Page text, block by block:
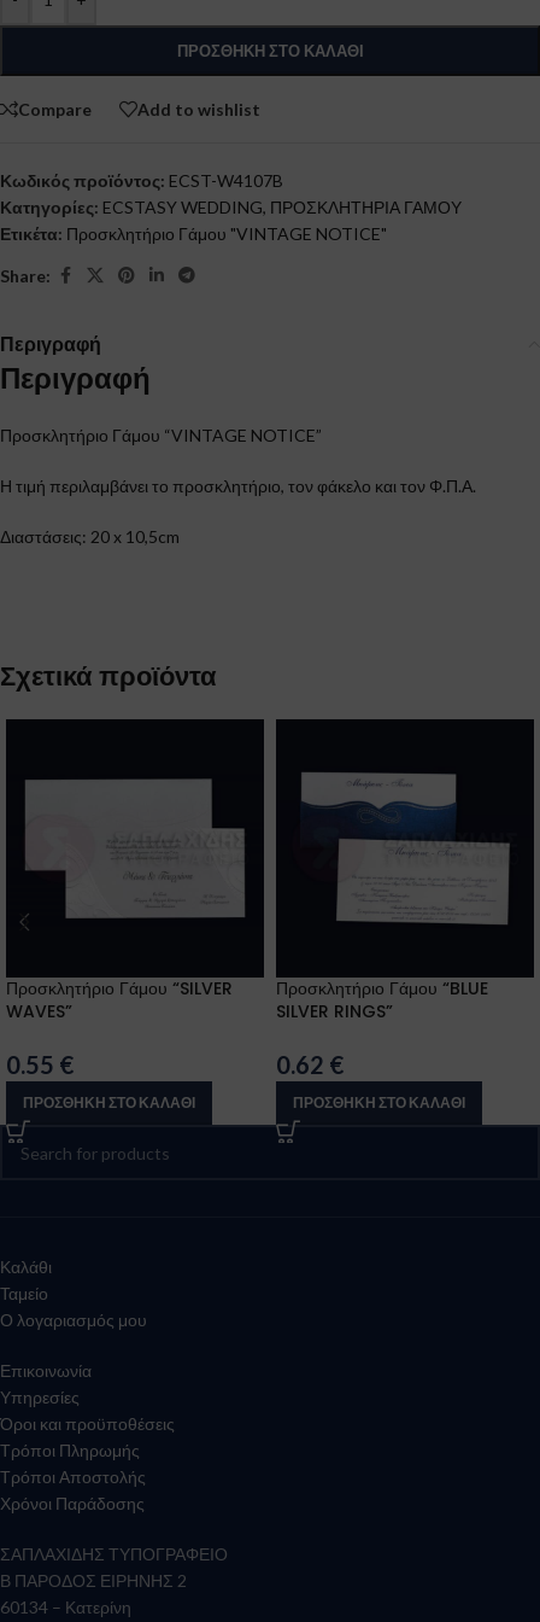
ΠΡΟΣΘΉΚΗ ΣΤΟ ΚΑΛΆΘΙ
Compare Add to wishlist
Κωδικός προϊόντος: ECST-W4107B
Κατηγορίες: ECSTASY WEDDING, ΠΡΟΣΚΛΗΤΗΡΙΑ ΓΑΜΟΥ
Ετικέτα: Προσκλητήριο Γάμου "VINTAGE NOTICE"
Share:
Περιγραφή
Περιγραφή
Προσκλητήριο Γάμου “VINTAGE NOTICE”
Η τιμή περιλαμβάνει το προσκλητήριο, τον φάκελο και τον Φ.Π.Α.
Διαστάσεις: 20 x 10,5cm
Σχετικά προϊόντα
Προσκλητήριο Γάμου “SILVER
WAVES”
0.55 €
ΠΡΟΣΘΉΚΗ ΣΤΟ ΚΑΛΆΘΙ
Προσκλητήριο Γάμου “BLUE
SILVER RINGS”
0.62 €
ΠΡΟΣΘΉΚΗ ΣΤΟ ΚΑΛΆΘΙ
Καλάθι
Ταμείο
Ο λογαριασμός μου
Επικοινωνία
Υπηρεσίες
Όροι και προϋποθέσεις
Τρόποι Πληρωμής
Τρόποι Αποστολής
Χρόνοι Παράδοσης
ΣΑΠΛΑΧΙΔΗΣ ΤΥΠΟΓΡΑΦΕΙΟ
Β ΠΑΡΟΔΟΣ ΕΙΡΗΝΗΣ 2
60134 – Κατερίνη